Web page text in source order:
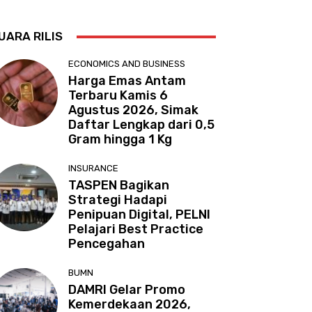
RILIS
ECONOMICS AND BUSINESS
Harga Emas Antam
Terbaru Kamis 6
Agustus 2026, Simak
Daftar Lengkap dari 0,5
Gram hingga 1 Kg
INSURANCE
TASPEN Bagikan
Strategi Hadapi
Penipuan Digital, PELNI
Pelajari Best Practice
Pencegahan
BUMN
DAMRI Gelar Promo
Kemerdekaan 2026,